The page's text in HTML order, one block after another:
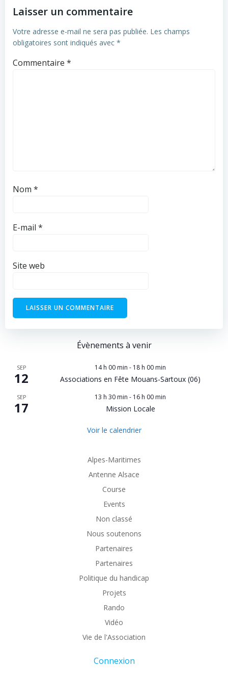
Laisser un commentaire
Votre adresse e-mail ne sera pas publiée. Les champs
obligatoires sont indiqués avec *
Commentaire *
Nom *
E-mail *
Site web
Évènements à venir
SEP
12
14 h 00 min - 18 h 00 min
Associations en Fête Mouans-Sartoux (06)
SEP
17
13 h 30 min - 16 h 00 min
Mission Locale
Voir le calendrier
Alpes-Maritimes
Antenne Alsace
Course
Events
Non classé
Nous soutenons
Partenaires
Partenaires
Politique du handicap
Projets
Rando
Vidéo
Vie de l'Association
Connexion